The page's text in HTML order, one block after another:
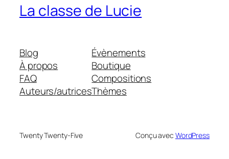
La classe de Lucie
Blog
À propos
FAQ
Auteurs/autrices
Évènements
Boutique
Compositions
Thèmes
Twenty Twenty-Five Conçu avec WordPress